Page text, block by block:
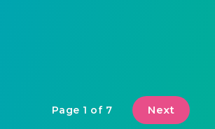
Page 1 of 7 Next